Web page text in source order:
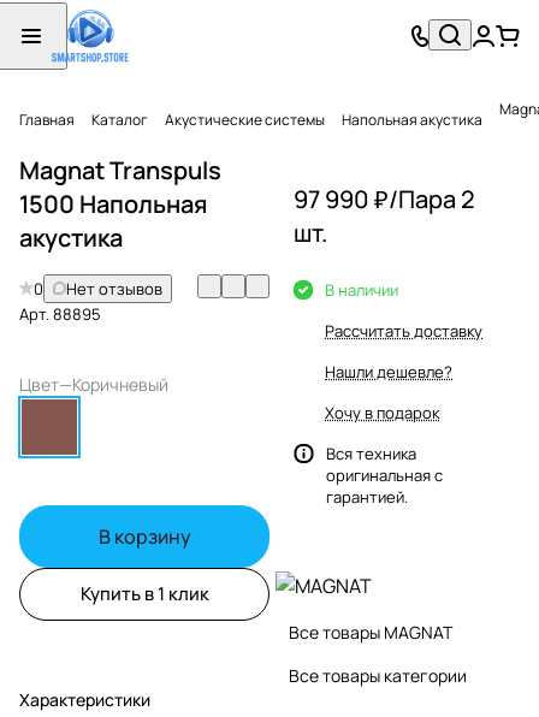
Главная Каталог Акустические системы Напольная акустика
Magnat Transpuls
1500 Напольная
акустика
0
Нет отзывов
Арт.88895
Цвет—Коричневый
В корзину
Купить в 1 клик
Характеристики
97 990 ₽/Пара 2
шт.
В наличии
Рассчитать доставку
Нашли дешевле?
Хочу в подарок
Вся техника
оригинальная с
гарантией.
Все товары MAGNAT
Все товары категории